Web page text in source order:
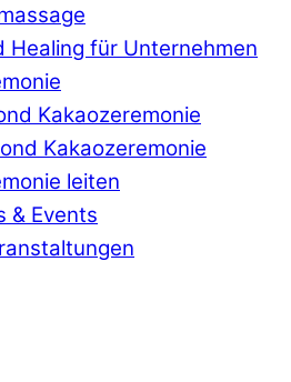
Healing für Unternehmen
Kakaozeremonie
Kakaozeremonie
leiten
& Events